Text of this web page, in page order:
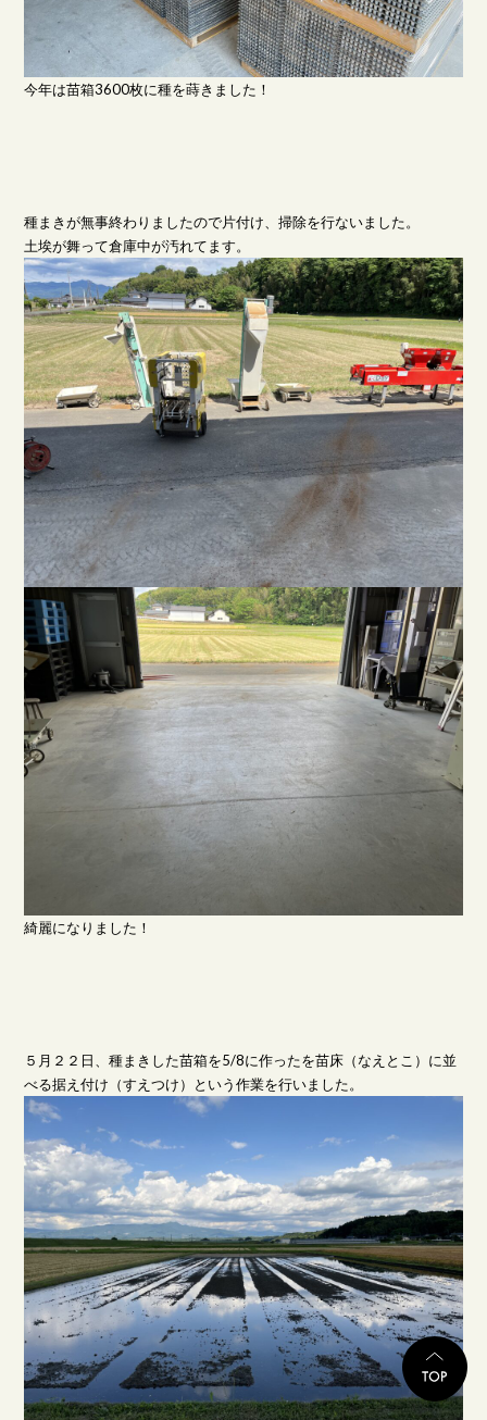
今年は苗箱3600枚に種を蒔きました！
種まきが無事終わりましたので片付け、掃除を行ないました。
土埃が舞って倉庫中が汚れてます。
綺麗になりました！
５月２２日、種まきした苗箱を5/8に作ったを苗床（なえとこ）に並
べる据え付け（すえつけ）という作業を行いました。